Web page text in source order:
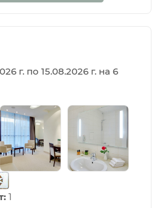
г. по 15.08.2026 г. на 6
1